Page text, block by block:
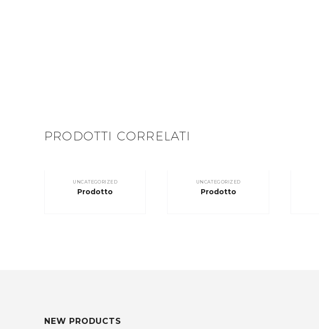
PRODOTTI CORRELATI
UNCATEGORIZED
Prodotto
UNCATEGORIZED
Prodotto
NEW PRODUCTS